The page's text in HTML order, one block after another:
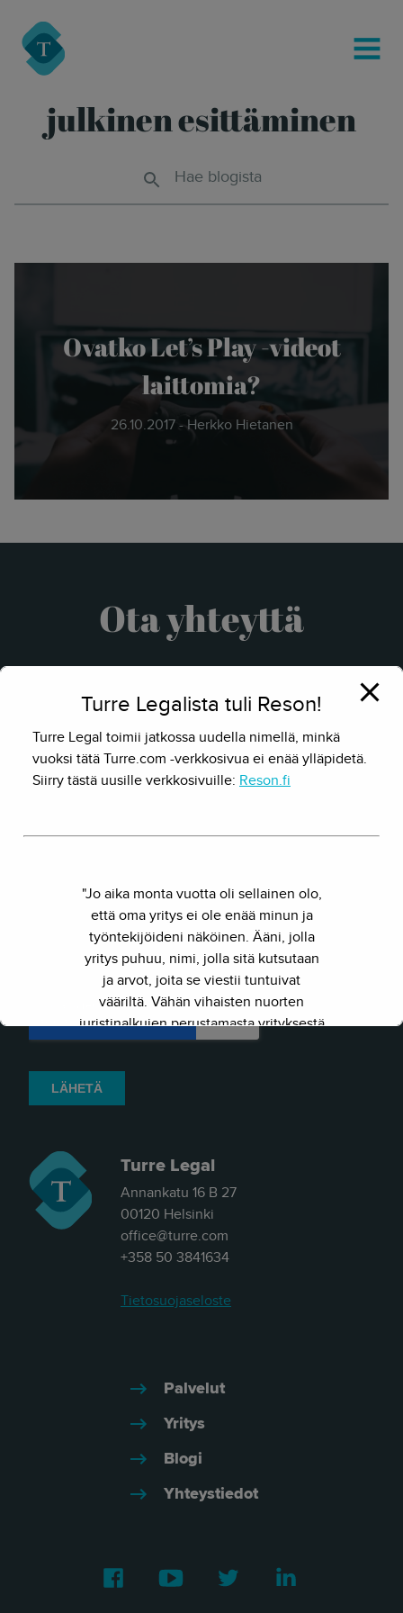
Turre Legal
MENU
julkinen esittäminen
Hae blogista
Ovatko Let’s Play -videot
laittomia?
26.10.2017 - Herkko Hietanen
Turre Legal
Annankatu 16 B 27
00120 Helsinki
office@turre.com
+358 50 3841634
Tietosuojaseloste
Palvelut
Yritys
Blogi
Yhteystiedot
Facebook Youtube Twitter
Ota yhteyttä
Turre Legalista tuli Reson!
Turre Legal toimii jatkossa uudella nimellä, minkä
vuoksi tätä Turre.com -verkkosivua ei enää ylläpidetä.
Siirry tästä uusille verkkosivuille: Reson.fi
"Jo aika monta vuotta oli sellainen olo,
että oma yritys ei ole enää minun ja
työntekijöideni näköinen. Ääni, jolla
yritys puhuu, nimi, jolla sitä kutsutaan
ja arvot, joita se viestii tuntuivat
vääriltä. Vähän vihaisten nuorten
juristinalkujen perustamasta yrityksestä
on kasvanut kokenut ja
Siksi julkaisimme uuden nimen ja
verkkosivun. Out with the old - in with
- Herkko Hietanen